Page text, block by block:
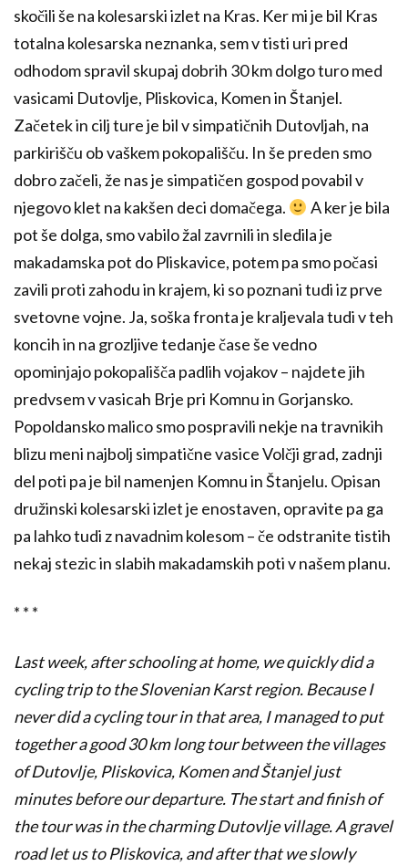
skočili še na kolesarski izlet na Kras. Ker mi je bil Kras
totalna kolesarska neznanka, sem v tisti uri pred
odhodom spravil skupaj dobrih 30 km dolgo turo med
vasicami Dutovlje, Pliskovica, Komen in Štanjel.
Začetek in cilj ture je bil v simpatičnih Dutovljah, na
parkirišču ob vaškem pokopališču. In še preden smo
dobro začeli, že nas je simpatičen gospod povabil v
njegovo klet na kakšen deci domačega.
A ker je bila
pot še dolga, smo vabilo žal zavrnili in sledila je
makadamska pot do Pliskavice, potem pa smo počasi
zavili proti zahodu in krajem, ki so poznani tudi iz prve
svetovne vojne. Ja, soška fronta je kraljevala tudi v teh
koncih in na grozljive tedanje čase še vedno
opominjajo pokopališča padlih vojakov – najdete jih
predvsem v vasicah Brje pri Komnu in Gorjansko.
Popoldansko malico smo pospravili nekje na travnikih
blizu meni najbolj simpatične vasice Volčji grad, zadnji
del poti pa je bil namenjen Komnu in Štanjelu. Opisan
družinski kolesarski izlet je enostaven, opravite pa ga
pa lahko tudi z navadnim kolesom – če odstranite tistih
nekaj stezic in slabih makadamskih poti v našem planu.
* * *
Last week, after schooling at home, we quickly did a
cycling trip to the Slovenian Karst region. Because I
never did a cycling tour in that area, I managed to put
together a good 30 km long tour between the villages
of Dutovlje, Pliskovica, Komen and Štanjel just
minutes before our departure. The start and finish of
the tour was in the charming Dutovlje village. A gravel
road let us to Pliskovica, and after that we slowly